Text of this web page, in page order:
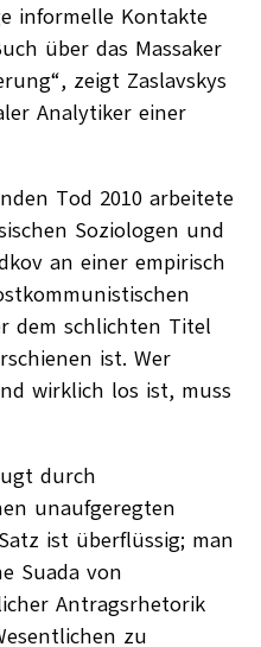
informelle Kontakte
über das Massaker
zeigt Zaslavskys
Analytiker einer
Tod 2010 arbeitete
Soziologen und
an einer empirisch
dem schlichten Titel
ist. Wer
wirklich los ist, muss
durch
unaufgeregten
ist überflüssig; man
Suada von
Antragsrhetorik
zu